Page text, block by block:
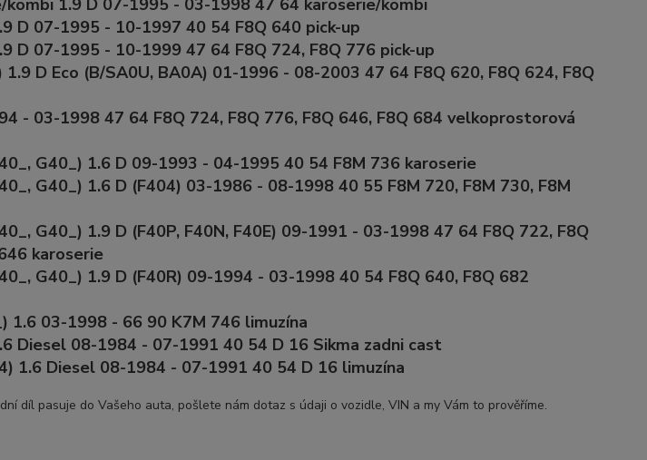
kombi 1.9 D 07-1995 - 03-1998 47 64 karoserie/kombi
D 07-1995 - 10-1997 40 54 F8Q 640 pick-up
D 07-1995 - 10-1999 47 64 F8Q 724, F8Q 776 pick-up
1.9 D Eco (B/SA0U, BA0A) 01-1996 - 08-2003 47 64 F8Q 620, F8Q 624, F8Q
- 03-1998 47 64 F8Q 724, F8Q 776, F8Q 646, F8Q 684 velkoprostorová
G40_) 1.6 D 09-1993 - 04-1995 40 54 F8M 736 karoserie
G40_) 1.6 D (F404) 03-1986 - 08-1998 40 55 F8M 720, F8M 730, F8M
G40_) 1.9 D (F40P, F40N, F40E) 09-1991 - 03-1998 47 64 F8Q 722, F8Q
karoserie
G40_) 1.9 D (F40R) 09-1994 - 03-1998 40 54 F8Q 640, F8Q 682
1.6 03-1998 - 66 90 K7M 746 limuzína
Diesel 08-1984 - 07-1991 40 54 D 16 Sikma zadni cast
1.6 Diesel 08-1984 - 07-1991 40 54 D 16 limuzína
díl pasuje do Vašeho auta, pošlete nám dotaz s údaji o vozidle, VIN a my Vám to prověříme.